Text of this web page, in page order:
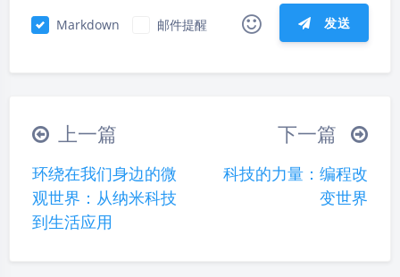
Markdown 邮件提醒 发送
|´・ω・)ノ ヾ(≧∇≦*)ゝ
(☆ω☆)
∠( ᐛ 」∠)＿
୧(๑•̀⌄•́๑)૭
(ノ°ο°)ノ
(´இ皿இ｀)
⌇●﹏●⌇
(╯°A°)╯︵○○○
上一篇
环绕在我们身边的微
观世界：从纳米科技
到生活应用
下一篇
科技的力量：编程改
变世界